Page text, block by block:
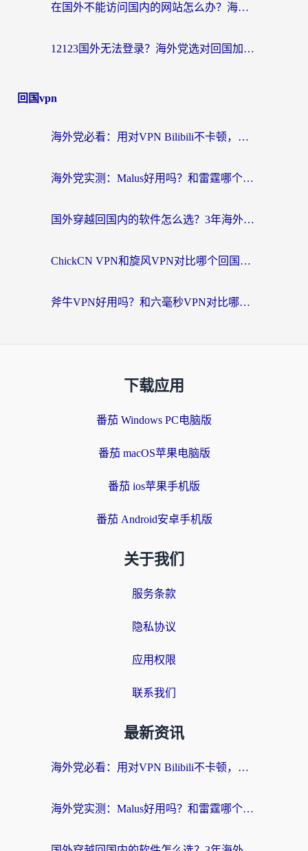
在国外不能访问国内的网站怎么办？海外党必看的无缝回国上网指南
12123国外无法登录？海外党选对回国加速器，轻松解决国内资源访问难题
回国vpn
海外党必看：用对VPN Bilibili不卡顿，英国玩国内游戏也丝滑——2026回国加速器选择指南
海外党实测：Malus好用吗？和雷霆哪个好？+ 3款热门加速器深度对比
国外穿越回国内的软件怎么选？3年海外党亲测实用指南，告别地域限制
ChickCN VPN和旋风VPN对比哪个回国效果更好？海外党实测回国内网神器指南
斧牛VPN好用吗？和六毫秒VPN对比哪个回国效果更好？海外党亲测实用指南
下载应用
番茄 Windows PC电脑版
番茄 macOS苹果电脑版
番茄 ios苹果手机版
番茄 Android安卓手机版
关于我们
服务条款
隐私协议
应用权限
联系我们
最新资讯
海外党必看：用对VPN Bilibili不卡顿，英国玩国内游戏也丝滑——2026回国加速器选择指南
海外党实测：Malus好用吗？和雷霆哪个好？+ 3款热门加速器深度对比